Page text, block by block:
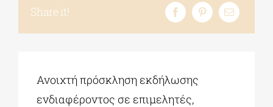
ΧΩΡΟΙ ΤΕΧΝΗΣ
Share it!
Ανοιχτή πρόσκληση εκδήλωσης
ενδιαφέροντος σε επιμελητές,